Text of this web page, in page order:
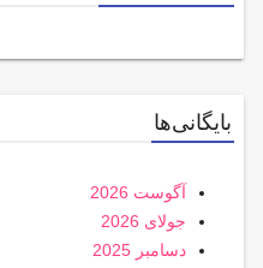
بایگانی‌ها
آگوست 2026
جولای 2026
دسامبر 2025